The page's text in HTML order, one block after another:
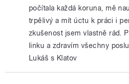
počítala každá koruna, mě
trpělivý a mít úctu k práci i
zkušenost jsem vlastně rád.
linku a zdravím všechny
Lukáš s Klatov